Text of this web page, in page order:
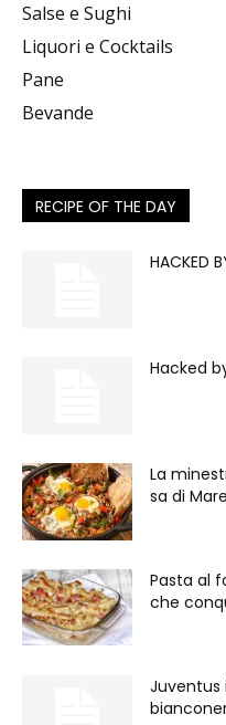
Salse e Sughi
Liquori e Cocktails
Pane
Bevande
RECIPE OF THE DAY
HACKED
Hacked
La
sa di
Pasta al
che
Juventus